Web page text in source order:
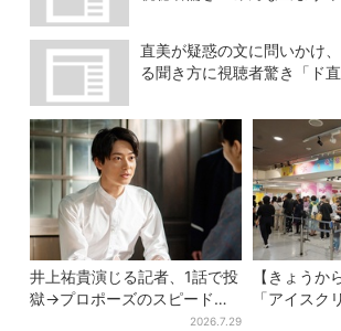
直美が疑惑の文に問いかけ
る聞き方に視聴者驚き「ド
井上祐貴演じる記者、1話で投
獄→プロポーズのスピード感
に視聴者驚き「横沢さんだけ
2026.7.29
【きょうか
「アイスク
国34ブラ